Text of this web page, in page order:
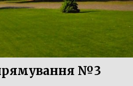
№3